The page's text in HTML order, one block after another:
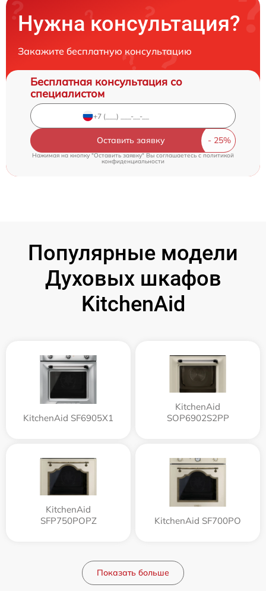
Нужна консультация?
Закажите бесплатную консультацию
Бесплатная консультация со
специалистом
Оставить заявку
Нажимая на кнопку "Оставить заявку" Вы соглашаетесь cполитикой
конфиденциальности
Популярные модели
Духовых шкафов
KitchenAid
KitchenAid SF6905X1
KitchenAid
SOP6902S2PP
KitchenAid
SFP750POPZ
KitchenAid SF700PO
Показать больше